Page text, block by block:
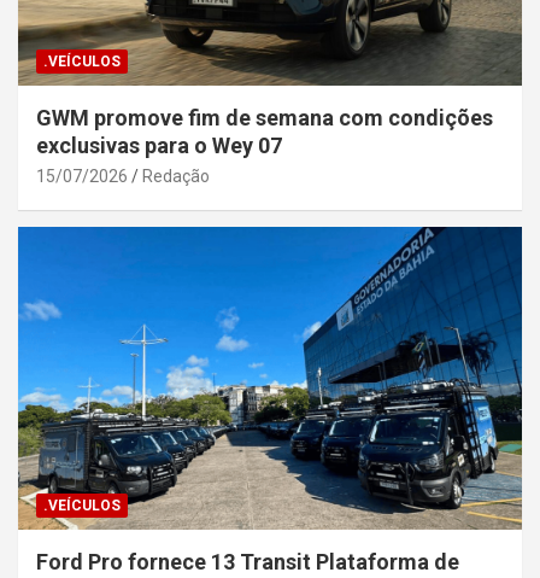
.VEÍCULOS
GWM promove fim de semana com condições
exclusivas para o Wey 07
15/07/2026 Redação
.VEÍCULOS
Ford Pro fornece 13 Transit Plataforma de